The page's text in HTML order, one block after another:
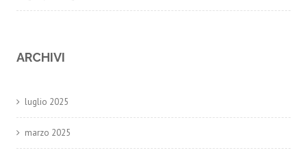
ARCHIVI
luglio 2025
marzo 2025